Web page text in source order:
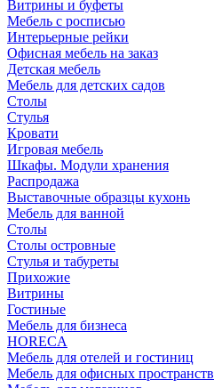
Витрины и буфеты
Мебель с росписью
Интерьерные рейки
Офисная мебель на заказ
Детская мебель
Мебель для детских садов
Столы
Стулья
Кровати
Игровая мебель
Шкафы. Модули хранения
Распродажа
Выставочные образцы кухонь
Мебель для ванной
Столы
Столы островные
Стулья и табуреты
Прихожие
Витрины
Гостиные
Мебель для бизнеса
HORECA
Мебель для отелей и гостиниц
Мебель для офисных пространств